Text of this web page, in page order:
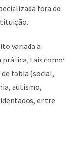
fora do
variada a
prática, tais como:
fobia (social,
autismo,
entre